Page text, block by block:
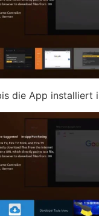
die App installiert